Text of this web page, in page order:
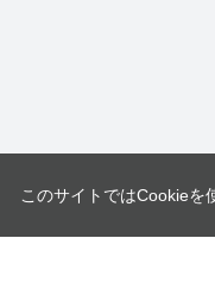
このサイトではCookieを